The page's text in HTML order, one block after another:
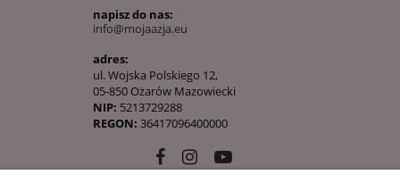
napisz do nas:
info@mojaazja.eu
adres:
ul. Wojska Polskiego 12,
05-850 Ożarów Mazowiecki
NIP: 5213729288
REGON: 36417096400000